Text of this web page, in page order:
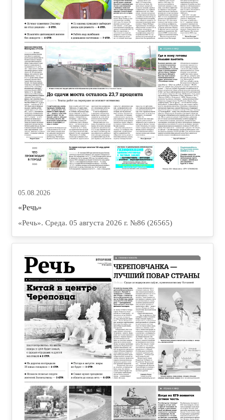
05.08.2026
«Речь»
«Речь». Среда. 05 августа 2026 г. №86 (26565)